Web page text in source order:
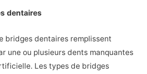
dentaires
bridges dentaires remplissent
une ou plusieurs dents manquantes
Les types de bridges